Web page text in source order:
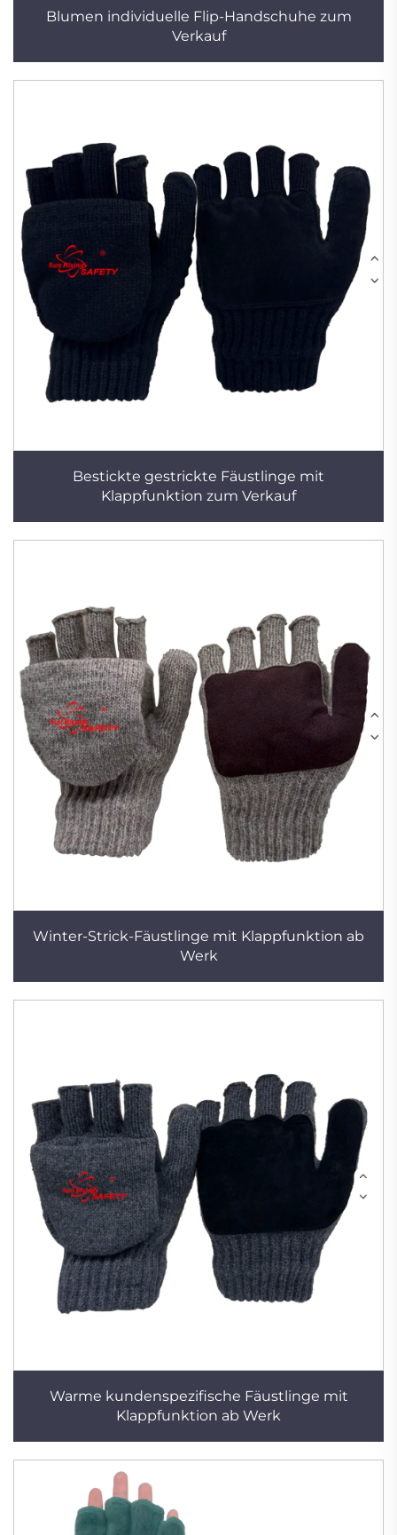
Blumen individuelle Flip-Handschuhe zum
Verkauf
Bestickte gestrickte Fäustlinge mit
Klappfunktion zum Verkauf
Winter-Strick-Fäustlinge mit Klappfunktion ab
Werk
Warme kundenspezifische Fäustlinge mit
Klappfunktion ab Werk